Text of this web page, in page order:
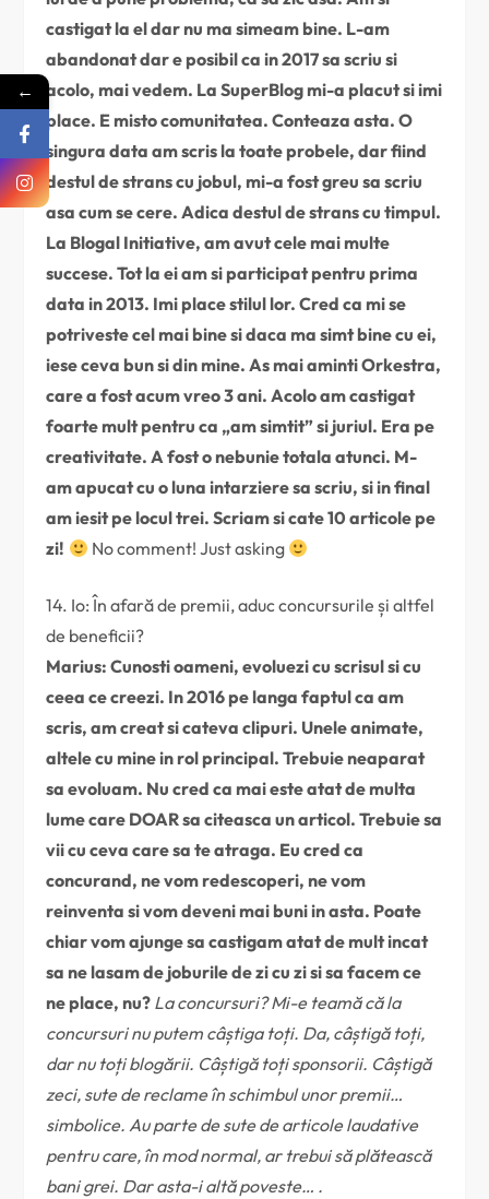
castigat la el dar nu ma simeam bine. L-am
abandonat dar e posibil ca in 2017 sa scriu si
acolo, mai vedem. La SuperBlog mi-a placut si imi
place. E misto comunitatea. Conteaza asta. O
singura data am scris la toate probele, dar fiind
destul de strans cu jobul, mi-a fost greu sa scriu
asa cum se cere. Adica destul de strans cu timpul.
La Blogal Initiative, am avut cele mai multe
succese. Tot la ei am si participat pentru prima
data in 2013. Imi place stilul lor. Cred ca mi se
potriveste cel mai bine si daca ma simt bine cu ei,
iese ceva bun si din mine. As mai aminti Orkestra,
care a fost acum vreo 3 ani. Acolo am castigat
foarte mult pentru ca „am simtit” si juriul. Era pe
creativitate. A fost o nebunie totala atunci. M-
am apucat cu o luna intarziere sa scriu, si in final
am iesit pe locul trei. Scriam si cate 10 articole pe
zi!
No comment! Just asking
14. Io: În afară de premii, aduc concursurile și altfel
de beneficii?
Marius: Cunosti oameni, evoluezi cu scrisul si cu
ceea ce creezi. In 2016 pe langa faptul ca am
scris, am creat si cateva clipuri. Unele animate,
altele cu mine in rol principal. Trebuie neaparat
sa evoluam. Nu cred ca mai este atat de multa
lume care DOAR sa citeasca un articol. Trebuie sa
vii cu ceva care sa te atraga. Eu cred ca
concurand, ne vom redescoperi, ne vom
reinventa si vom deveni mai buni in asta. Poate
chiar vom ajunge sa castigam atat de mult incat
sa ne lasam de joburile de zi cu zi si sa facem ce
ne place, nu? La concursuri? Mi-e teamă că la
concursuri nu putem câștiga toți. Da, câștigă toți,
dar nu toți blogării. Câștigă toți sponsorii. Câștigă
zeci, sute de reclame în schimbul unor premii…
simbolice. Au parte de sute de articole laudative
pentru care, în mod normal, ar trebui să plătească
bani grei. Dar asta-i altă poveste… .
←